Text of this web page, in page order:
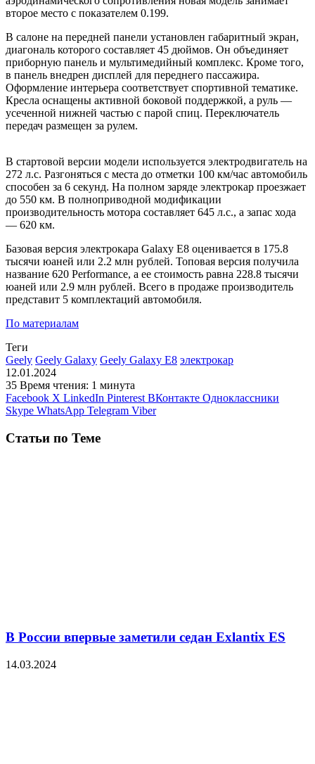
второе место с показателем 0.199.
В салоне на передней панели установлен габаритный экран,
диагональ которого составляет 45 дюймов. Он объединяет
приборную панель и мультимедийный комплекс. Кроме того,
в панель внедрен дисплей для переднего пассажира.
Оформление интерьера соответствует спортивной тематике.
Кресла оснащены активной боковой поддержкой, а руль —
усеченной нижней частью с парой спиц. Переключатель
передач размещен за рулем.
В стартовой версии модели используется электродвигатель на
272 л.с. Разгоняться с места до отметки 100 км/час автомобиль
способен за 6 секунд. На полном заряде электрокар проезжает
до 550 км. В полноприводной модификации
производительность мотора составляет 645 л.с., а запас хода
— 620 км.
Базовая версия электрокара Galaxy E8 оценивается в 175.8
тысячи юаней или 2.2 млн рублей. Топовая версия получила
название 620 Performance, а ее стоимость равна 228.8 тысячи
юаней или 2.9 млн рублей. Всего в продаже производитель
представит 5 комплектаций автомобиля.
По материалам
Теги
Geely Geely Galaxy Geely Galaxy E8 электрокар
12.01.2024
35 Время чтения: 1 минута
Facebook X LinkedIn Pinterest ВКонтакте Одноклассники
Skype WhatsApp Telegram Viber
Статьи по Теме
В России впервые заметили седан Exlantix ES
14.03.2024